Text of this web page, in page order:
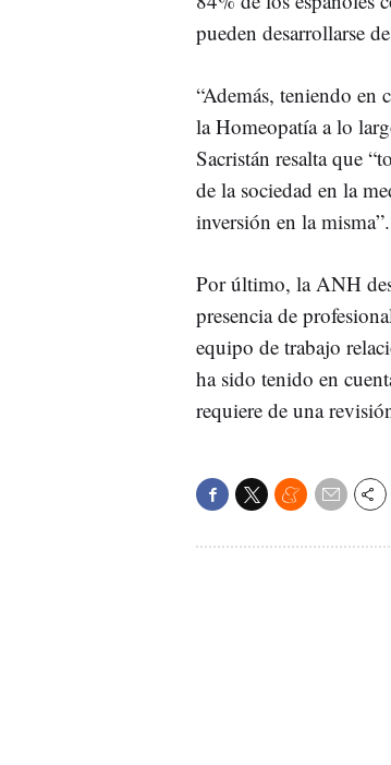
pueden desarrollarse
“Además, teniendo en
la Homeopatía a lo
Sacristán resalta que
de la sociedad en la
inversión en la misma”.
Por último, la ANH
presencia de
equipo de trabajo
ha sido tenido en
requiere de una